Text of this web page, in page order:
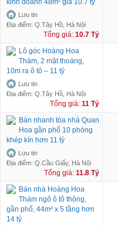
Lưu tin
Địa điểm: Q.Tây Hồ, Hà Nội
Tổng giá: 10.7 Tỷ
Lô góc Hoàng Hoa
Thám, 2 mặt thoáng,
10m ra ô tô – 11 tỷ
Lưu tin
Địa điểm: Q.Tây Hồ, Hà Nội
Tổng giá: 11 Tỷ
Bán nhanh tòa nhà Quan
Hoa gần phố 10 phòng
khép kín hơn 11 tỷ
Lưu tin
Địa điểm: Q.Cầu Giấy, Hà Nội
Tổng giá: 11.8 Tỷ
Bán nhà Hoàng Hoa
Thám ngõ ô tô thông,
gần phố, 44m² x 5 tầng hơn
14 tỷ